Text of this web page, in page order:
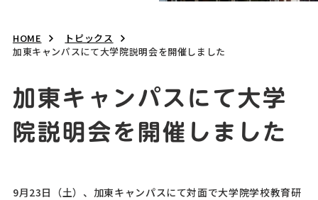
HOME
トピックス
加東キャンパスにて大学院説明会を開催しました
加東キャンパスにて大学
院説明会を開催しました
9月23日（土）、加東キャンパスにて対面で大学院学校教育研